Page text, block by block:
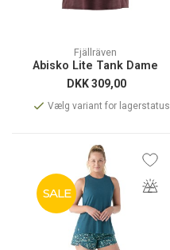
Fjällräven
Abisko Lite Tank Dame
DKK309,00
Vælg variant for lagerstatus
SALE